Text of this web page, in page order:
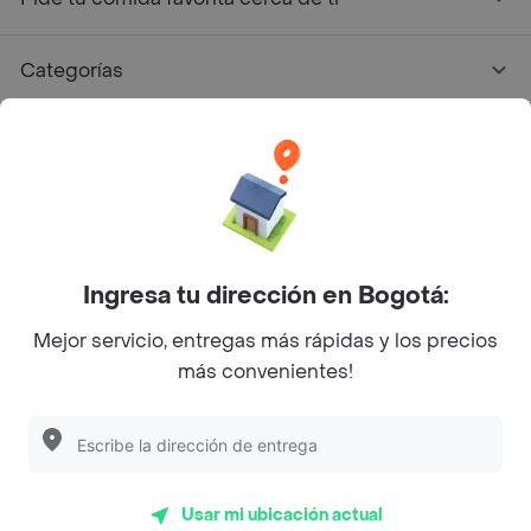
Categorías
Facebook
Twitter
Instagram
©2026Rappi Inc. All rights reserved.
Ingresa tu dirección en Bogotá:
Mejor servicio, entregas más rápidas y los precios
más convenientes!
Usar mi ubicación actual